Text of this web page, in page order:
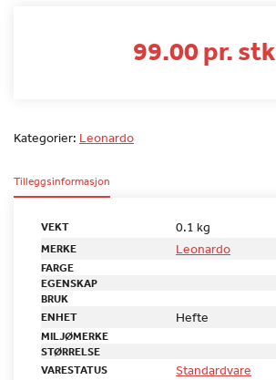
99.00 pr. stk
Kategorier: Leonardo
Tilleggsinformasjon
VEKT 0.1 kg
MERKE Leonardo
FARGE
EGENSKAP
BRUK
ENHET
Hefte
MILJØMERKE
STØRRELSE
VARESTATUS
Standardvare